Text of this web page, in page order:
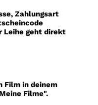
Zahlungsart
Leihe geht direkt
Film in deinem
Filme".